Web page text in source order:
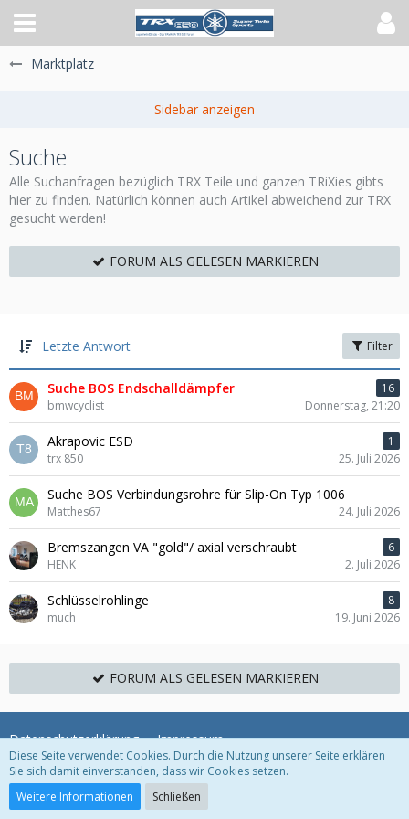
Marktplatz
Suche
Alle Suchanfragen bezüglich TRX Teile und ganzen TRiXies gibts
hier zu finden. Natürlich können auch Artikel abweichend zur TRX
gesucht werden!
FORUM ALS GELESEN MARKIEREN
Letzte Antwort Filter
Suche BOS Endschalldämpfer
16
bmwcyclist
Donnerstag, 21:20
Akrapovic ESD
1
trx 850
25. Juli 2026
Suche BOS Verbindungsrohre für Slip-On Typ 1006
Matthes67 24. Juli 2026
Bremszangen VA "gold"/ axial verschraubt
6
HENK
2. Juli 2026
Schlüsselrohlinge
8
much
19. Juni 2026
FORUM ALS GELESEN MARKIEREN
Datenschutzerklärung Impressum
Community-Software:
Diese Seite verwendet Cookies. Durch die Nutzung unserer Seite erklären
Sie sich damit einverstanden, dass wir Cookies setzen.
Weitere Informationen
Schließen